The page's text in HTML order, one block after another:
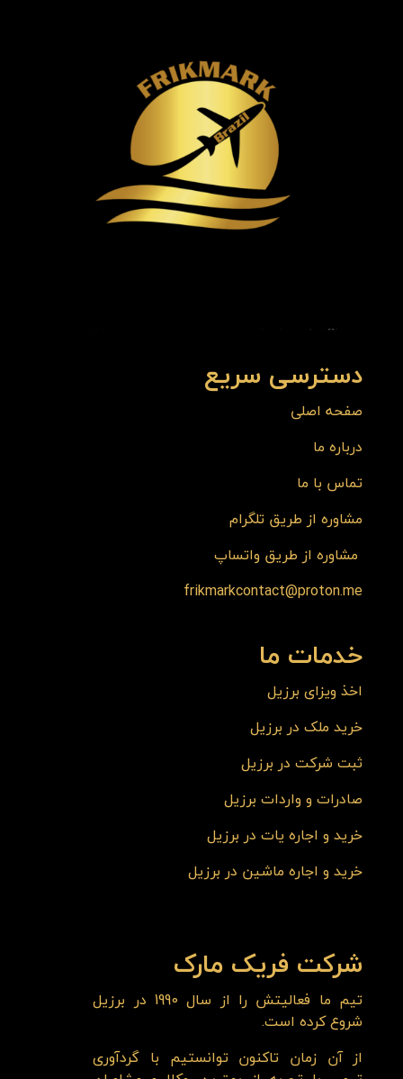
دسترسی سریع
صفحه اصلی
درباره ما
تماس با ما
مشاوره از طریق تلگرام
مشاوره از طریق واتساپ
frikmarkcontact@proton.me
خدمات ما
اخذ ویزای برزیل
خرید ملک در برزیل
ثبت شرکت در برزیل
صادرات و واردات برزیل
خرید و اجاره یات در برزیل
خرید و اجاره ماشین در برزیل
شرکت فریک مارک
تیم ما فعالیتش را از سال 1990 در برزیل
شروع کرده است.
از آن زمان تاکنون توانستیم با گردآوری